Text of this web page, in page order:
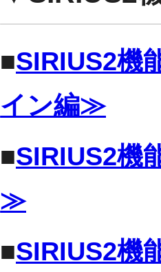
■SIRIUS2機
イン編≫
■SIRIUS2機
≫
■SIRIUS2